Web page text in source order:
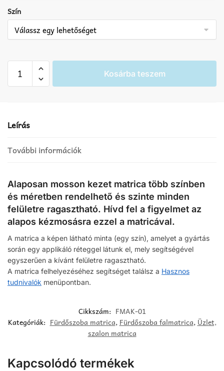
Szín
mosson
kezet
Kosárba teszem
Leírás
További információk
Alaposan mosson kezet matrica több színben
és méretben rendelhető és szinte minden
felületre ragasztható. Hívd fel a figyelmet az
alapos kézmosásra ezzel a matricával.
A matrica a képen látható minta (egy szín), amelyet a gyártás
során egy applikáló réteggel látunk el, mely segítségével
egyszerűen a kívánt felületre ragasztható.
A matrica felhelyezéséhez segítséget találsz a Hasznos
tudnivalók menüpontban.
Cikkszám: FMAK-01
Kategóriák: Fürdőszoba matrica, Fürdőszoba falmatrica, Üzlet,
szalon matrica
Kapcsolódó termékek